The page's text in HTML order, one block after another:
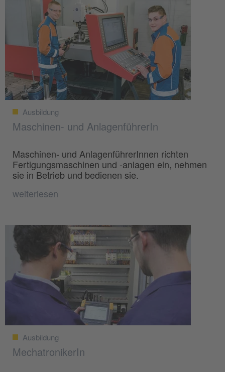
Ausbildung
Maschinen- und AnlagenführerIn
Maschinen- und AnlagenführerInnen richten
Fertigungsmaschinen und -anlagen ein, nehmen
sie in Betrieb und bedienen sie.
weiterlesen
Ausbildung
MechatronikerIn